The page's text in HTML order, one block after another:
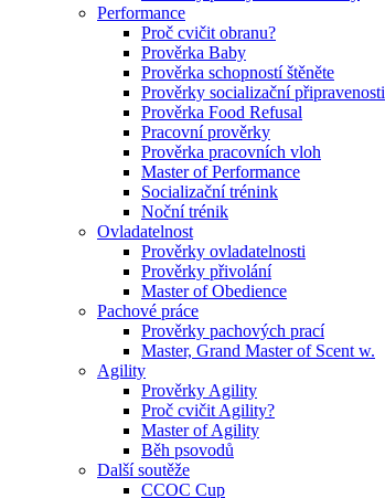
Performance
Proč cvičit obranu?
Prověrka Baby
Prověrka schopností štěněte
Prověrky socializační připravenosti
Prověrka Food Refusal
Pracovní prověrky
Prověrka pracovních vloh
Master of Performance
Socializační trénink
Noční trénik
Ovladatelnost
Prověrky ovladatelnosti
Prověrky přivolání
Master of Obedience
Pachové práce
Prověrky pachových prací
Master, Grand Master of Scent w.
Agility
Prověrky Agility
Proč cvičit Agility?
Master of Agility
Běh psovodů
Další soutěže
CCOC Cup